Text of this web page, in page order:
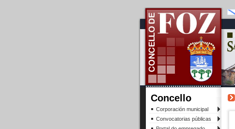
Concello
Corporación municipal
Convocatorias públicas